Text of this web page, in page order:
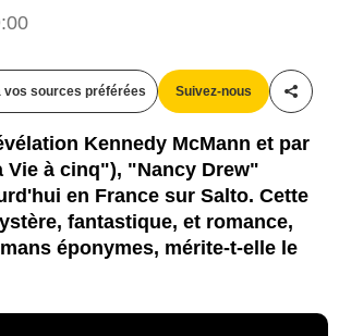
vos sources préférées Suivez-nous
Kennedy McMann et par
Vie à cinq"), "Nancy Drew"
en France sur Salto. Cette
fantastique, et romance,
éponymes, mérite-t-elle le